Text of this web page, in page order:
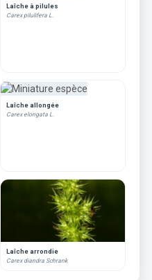
Laîche à pilules
Carex pilulifera L.
Laîche allongée
Carex elongata L.
Laîche arrondie
Carex diandra Schrank